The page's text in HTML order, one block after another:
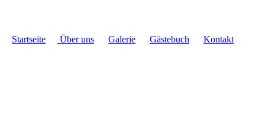
Startseite Über uns Galerie Gästebuch Kontakt